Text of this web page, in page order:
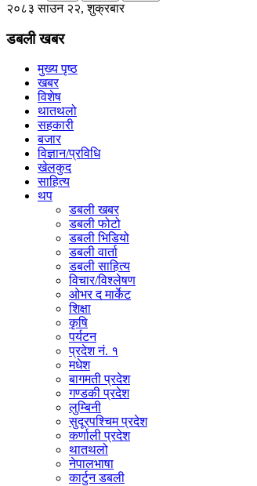
२०८३ साउन २२, शुक्रबार
डबली खबर
मुख्य पृष्ठ
खबर
विशेष
थातथलो
सहकारी
बजार
विज्ञान/प्रविधि
खेलकुद
साहित्य
थप
डबली खबर
डबली फोटो
डबली भिडियो
डबली वार्ता
डबली साहित्य
विचार/विश्‍लेषण
ओभर द मार्केट
शिक्षा
कृषि
पर्यटन
प्रदेश नं. १
मधेश
बागमती प्रदेश
गण्डकी प्रदेश
लुम्बिनी
सुदूरपश्चिम प्रदेश
कर्णाली प्रदेश
थातथलो
नेपालभाषा
कार्टुन डबली